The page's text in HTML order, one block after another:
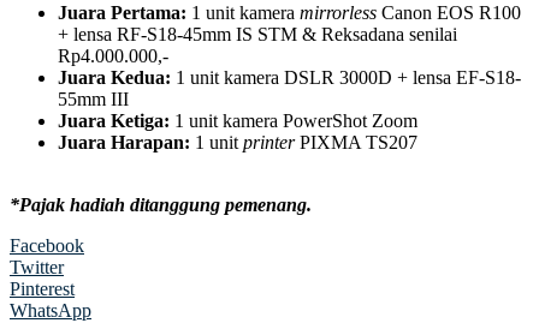
Juara Pertama: 1 unit kamera mirrorless Canon EOS R100
+ lensa RF-S18-45mm IS STM & Reksadana senilai
Rp4.000.000,-
Juara Kedua: 1 unit kamera DSLR 3000D + lensa EF-S18-
55mm III
Juara Ketiga: 1 unit kamera PowerShot Zoom
Juara Harapan: 1 unit printerPIXMA TS207
*Pajak hadiah ditanggung pemenang.
Facebook
Twitter
Pinterest
WhatsApp